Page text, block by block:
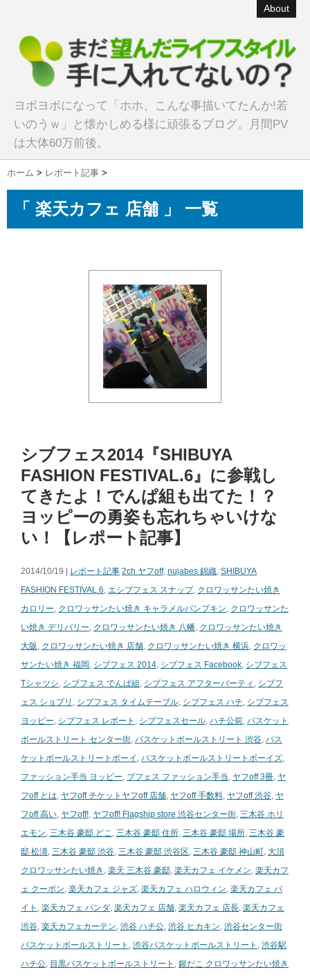
About
ヨボヨボになって「ホホ、こんな事描いてたんか!若
いのうｗ」と懐かしめる様に頑張るブログ。月間PV
は大体60万前後。
ホーム > レポート記事 >
「 楽天カフェ 店舗 」 一覧
シブフェス2014『SHIBUYA
FASHION FESTIVAL.6』に参戦し
てきたよ！でんぱ組も出てた！？
ヨッピーの勇姿も忘れちゃいけな
い！【レポート記事】
2014/10/19 | レポート記事 2ch ヤフoff, nujabes 錦織, SHIBUYA
FASHION FESTIVAL.6, エシブフェス スナップ, クロワッサンたい焼き
カロリー, クロワッサンたい焼き キャラメルパンプキン, クロワッサンた
い焼き デリバリー, クロワッサンたい焼き 八幡, クロワッサンたい焼き
大阪, クロワッサンたい焼き 店舗, クロワッサンたい焼き 横浜, クロワッ
サンたい焼き 福岡, シブフェス 2014, シブフェス Facebook, シブフェス
Tシャツシ, シブフェス でんぱ組, シブフェス アフターパーティ , シブフ
ェス ショプリ , シブフェス タイムテーブル, シブフェス ハチ, シブフェス
ヨッピー, シブフェス レポート , シブフェスセール, ハチ公前, バスケット
ボールストリート センター街, バスケットボールストリート 渋谷, バス
ケットボールストリートボーイ , バスケットボールストリートボーイズ,
ファッション手当 ヨッピー, ブフェス ファッション手当, ヤフoff 3冊, ヤ
フoff とは, ヤフoff チケットヤフoff 店舗, ヤフoff 手数料, ヤフoff 渋谷, ヤ
フoff 高い, ヤフoff!, ヤフoff! Flagship store 渋谷センター街, 三木谷 ホリ
エモン, 三木谷 豪邸 どこ , 三木谷 豪邸 住所, 三木谷 豪邸 場所, 三木谷 豪
邸 松濤, 三木谷 豪邸 渋谷, 三木谷 豪邸 渋谷区, 三木谷 豪邸 神山町, 大須
クロワッサンたい焼き , 楽天 三木谷 豪邸, 楽天カフェ イケメン, 楽天カフ
ェ クーポン, 楽天カフェ ジャズ, 楽天カフェ ハロウィン, 楽天カフェ バ
イト , 楽天カフェ パンダ, 楽天カフェ 店舗, 楽天カフェ 店長, 楽天カフェ
渋谷, 楽天カフェカーテン, 渋谷 ハチ公, 渋谷 ヒカキン, 渋谷センター街
バスケットボールストリート , 渋谷バスケットボールストリート , 渋谷駅
ハチ公, 目黒バスケットボールストリート , 銀だこ クロワッサンたい焼き